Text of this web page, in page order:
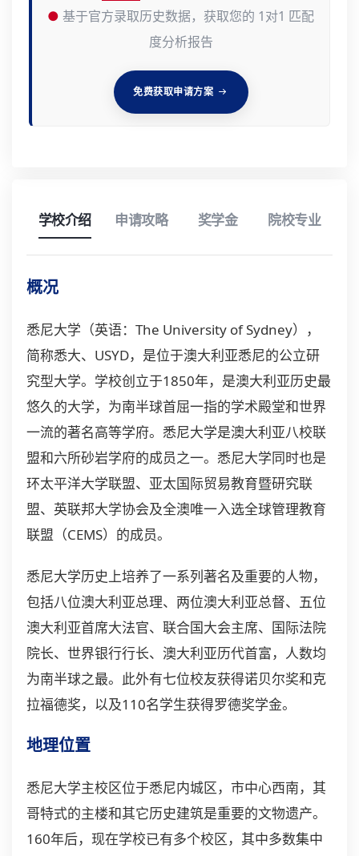
● 基于官方录取历史数据，获取您的 1对1 匹配
度分析报告
免费获取申请方案
学校介绍 申请攻略 奖学金 院校专业
概况
悉尼大学（英语：The University of Sydney），
简称悉大、USYD，是位于澳大利亚悉尼的公立研
究型大学。学校创立于1850年，是澳大利亚历史最
悠久的大学，为南半球首屈一指的学术殿堂和世界
一流的著名高等学府。悉尼大学是澳大利亚八校联
盟和六所砂岩学府的成员之一。悉尼大学同时也是
环太平洋大学联盟、亚太国际贸易教育暨研究联
盟、英联邦大学协会及全澳唯一入选全球管理教育
联盟（CEMS）的成员。
悉尼大学历史上培养了一系列著名及重要的人物，
包括八位澳大利亚总理、两位澳大利亚总督、五位
澳大利亚首席大法官、联合国大会主席、国际法院
院长、世界银行行长、澳大利亚历代首富，人数均
为南半球之最。此外有七位校友获得诺贝尔奖和克
拉福德奖，以及110名学生获得罗德奖学金。
地理位置
悉尼大学主校区位于悉尼内城区，市中心西南，其
哥特式的主楼和其它历史建筑是重要的文物遗产。
160年后，现在学校已有多个校区，其中多数集中